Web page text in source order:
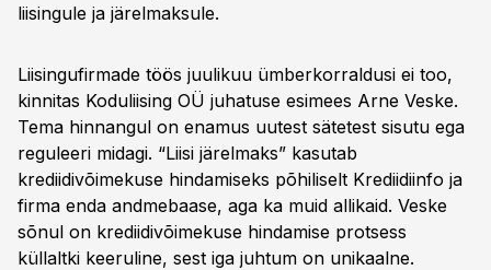
liisingule ja järelmaksule.
Liisingufirmade töös juulikuu ümberkorraldusi ei too,
kinnitas Koduliising OÜ juhatuse esimees Arne Veske.
Tema hinnangul on enamus uutest sätetest sisutu ega
reguleeri midagi. “Liisi järelmaks” kasutab
krediidivõimekuse hindamiseks põhiliselt Krediidiinfo ja
firma enda andmebaase, aga ka muid allikaid. Veske
sõnul on krediidivõimekuse hindamise protsess
küllaltki keeruline, sest iga juhtum on unikaalne.